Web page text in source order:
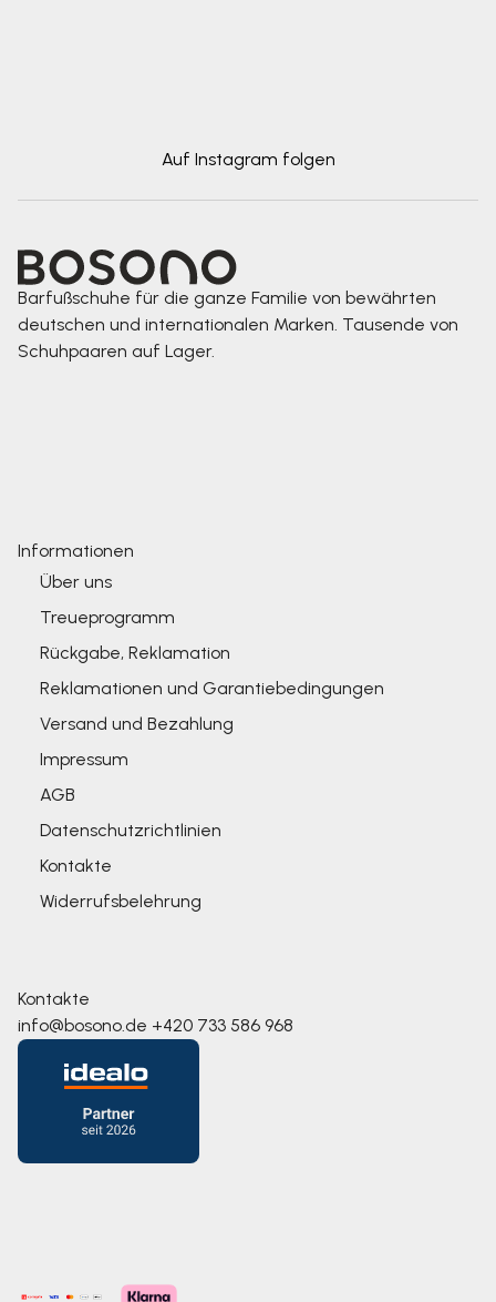
Auf Instagram folgen
Barfußschuhe für die ganze Familie von bewährten
deutschen und internationalen Marken. Tausende von
Schuhpaaren auf Lager.
Informationen
Über uns
Treueprogramm
Rückgabe, Reklamation
Reklamationen und Garantiebedingungen
Versand und Bezahlung
Impressum
AGB
Datenschutzrichtlinien
Kontakte
Widerrufsbelehrung
Kontakte
info@bosono.de +420 733 586 968